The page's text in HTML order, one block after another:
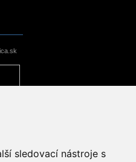
sledovací nástroje s